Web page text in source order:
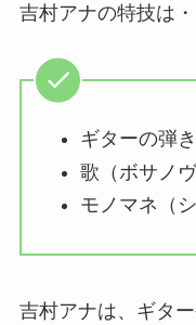
吉村アナの特技は・
ギターの弾
歌（ボサノヴ
モノマネ（
吉村アナは、ギタ